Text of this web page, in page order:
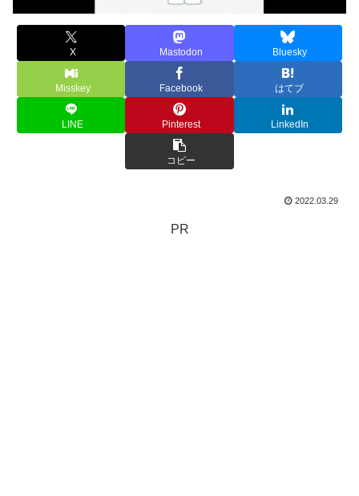
X Mastodon Bluesky
Misskey Facebook はてブ
LINE Pinterest LinkedIn
コピー
2022.03.29
PR